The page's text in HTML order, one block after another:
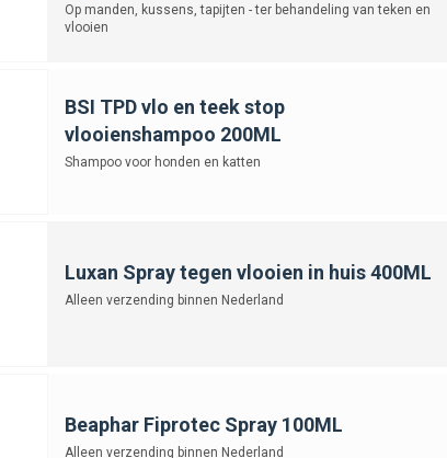
Op manden, kussens, tapijten - ter behandeling van teken en
vlooien
BSI TPD vlo en teek stop
vlooienshampoo 200ML
Shampoo voor honden en katten
Luxan Spray tegen vlooien in huis 400ML
Alleen verzending binnen Nederland
Beaphar Fiprotec Spray 100ML
Alleen verzending binnen Nederland